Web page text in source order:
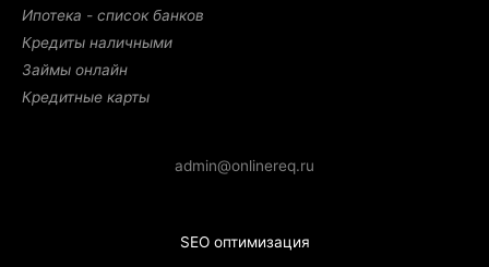
Ипотека - список банков
Кредиты наличными
Займы онлайн
Кредитные карты
admin@onlinereq.ru
SEO оптимизация